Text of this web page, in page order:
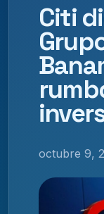
Citi
octubre 9,